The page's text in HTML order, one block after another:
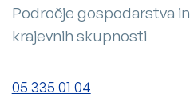
Področje gospodarstva in
krajevnih skupnosti
05 335 01 04